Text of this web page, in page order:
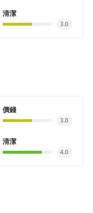
清潔
3.0
價錢
3.0
清潔
4.0